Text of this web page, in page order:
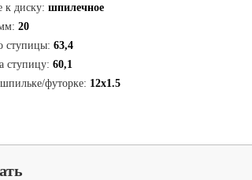
к диску: шпилечное
20
ступицы: 63,4
ступицу: 60,1
футорке: 12x1.5